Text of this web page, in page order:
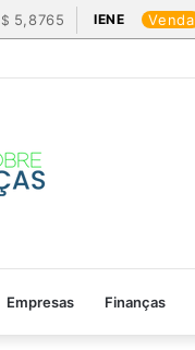
5,8765 IENE Venda
Empresas Finanças